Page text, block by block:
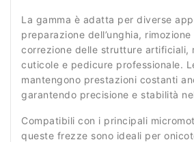
La gamma è adatta per diverse
preparazione dell’unghia,
correzione delle strutture artificiali,
cuticole e pedicure professionale.
mantengono prestazioni costanti
garantendo precisione e stabilità
Compatibili con i principali
queste frezze sono ideali per